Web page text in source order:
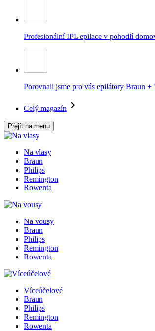
Profesionální IPL epilace v pohodlí
Porovnali jsme pro vás epilátory Braun
Celý magazín
Přejít na menu
Na vlasy
Braun
Philips
Remington
Rowenta
Na vousy
Braun
Philips
Remington
Rowenta
Víceúčelové
Braun
Philips
Remington
Rowenta